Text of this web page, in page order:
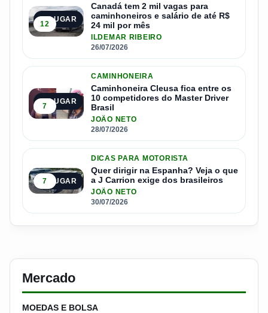
3º LUGAR
12
Canadá tem 2 mil vagas para
caminhoneiros e salário de até R$
24 mil por mês
ILDEMAR RIBEIRO
26/07/2026
4º LUGAR
7
CAMINHONEIRA
Caminhoneira Cleusa fica entre os
10 competidores do Master Driver
Brasil
JOÃO NETO
28/07/2026
5º LUGAR
7
DICAS PARA MOTORISTA
Quer dirigir na Espanha? Veja o que
a J Carrion exige dos brasileiros
JOÃO NETO
30/07/2026
Mercado
MOEDAS E BOLSA